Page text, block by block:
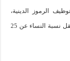
الرموز الدينية،
وصوتنا على حظر ذلك، ورفعت مادة تنص على أن لا تقل نسبة النساء عن 25